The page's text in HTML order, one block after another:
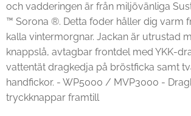
och vadderingen är från miljövänliga
™ Sorona ®. Detta foder håller dig varm
kalla vintermorgnar. Jackan är utrustad
knappslå, avtagbar frontdel med YKK-
vattentät dragkedja på bröstficka samt
handfickor. - WP5000 / MVP3000 -
tryckknappar framtill